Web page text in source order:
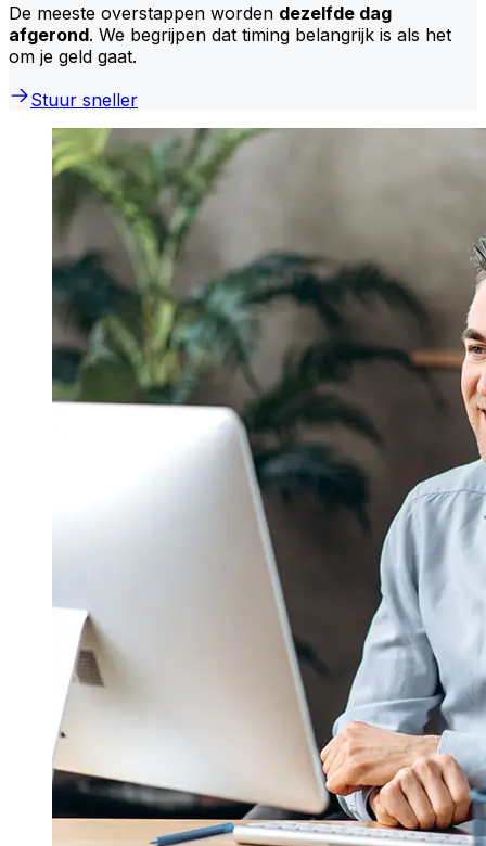
De meeste overstappen worden dezelfde dag
afgerond. We begrijpen dat timing belangrijk is als het
om je geld gaat.
Stuur sneller